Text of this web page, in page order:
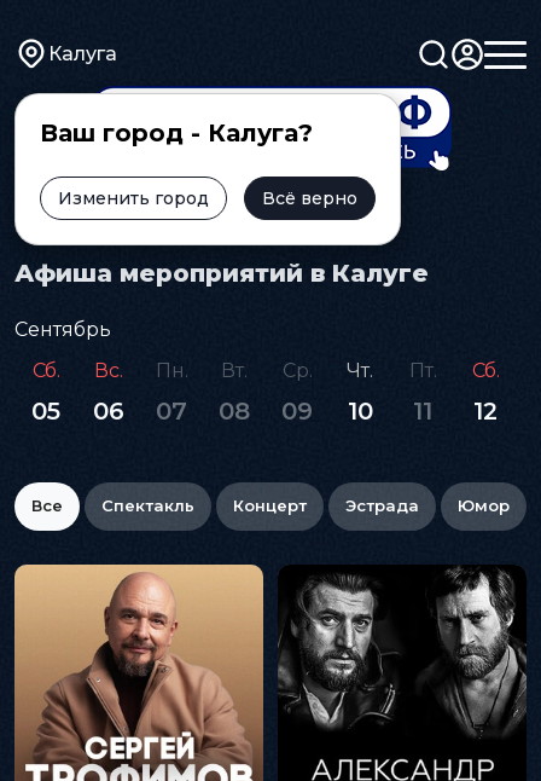
Калуга
Ваш город - Калуга?
Изменить город Всё верно
Главная Афиша
Афиша мероприятий в Калуге
Сентябрь
Сб.
05
Вс.
06
Пн.
07
Вт.
08
Ср.
09
Чт.
10
Пт.
11
Сб.
12
Все Спектакль Концерт Эстрада Юмор